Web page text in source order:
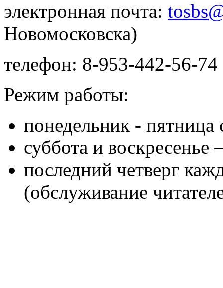
электронная почта:
Новомосковска)
телефон: 8-953-442-56-74
Режим работы:
понедельник - пятница
суббота и
последний четверг
(обслуживание